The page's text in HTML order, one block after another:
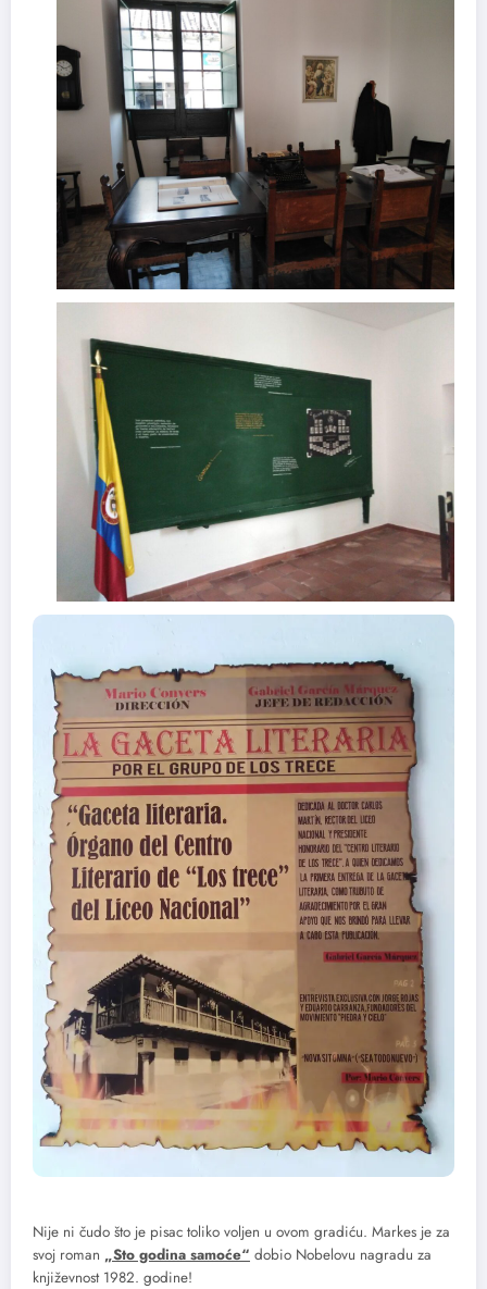
Nije ni čudo što je pisac toliko voljen u ovom gradiću. Markes je za
svoj roman „Sto godina samoće“ dobio Nobelovu nagradu za
književnost 1982. godine!